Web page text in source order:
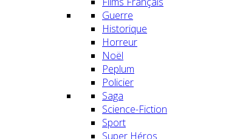
Guerre
Historique
Horreur
Noël
Peplum
Policier
Saga
Science-Fiction
Sport
Super Héros